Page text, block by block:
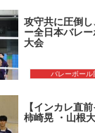
バレーボール
攻守共に圧倒
ー全日本バレ
大会
【インカレ直
柿崎晃 ・山根